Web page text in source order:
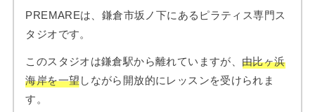
PREMAREは、鎌倉市坂ノ下にあるピラティス専門ス
タジオです。
このスタジオは鎌倉駅から離れていますが、 由比ヶ浜
海岸を一望しながら開放的にレッスンを受けられま
す。